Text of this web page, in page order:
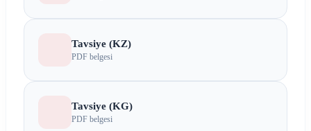
Tavsiye (KZ)
PDF belgesi
Tavsiye (KG)
PDF belgesi